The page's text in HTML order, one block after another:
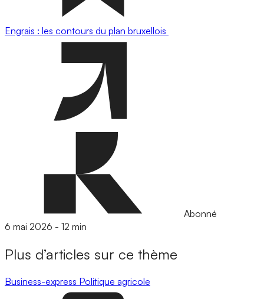
Engrais : les contours du plan bruxellois
Abonné
6 mai 2026 - 12 min
Plus d’articles sur ce thème
Business-express Politique agricole